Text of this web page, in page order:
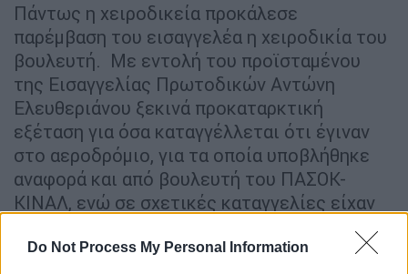
Do Not Process My Personal Information
Πάντως η χειροδικεία προκάλεσε
παρέμβαση του εισαγγελέα η χειροδικία του
βουλευτή. Με εντολή του προϊσταμένου
της Εισαγγελίας Πρωτοδικών Αντώνη
Ελευθεριάνου ξεκινά προκαταρκτική
εξέταση για όσα καταγγέλλεται ότι έγιναν
στο αεροδρόμιο, για τα οποία υποβλήθηκε
αναφορά και από βουλευτή του ΠΑΣΟΚ-
ΚΙΝΑΛ, ενώ σε σχετικές καταγγελίες είχαν
εργαζόμενων.